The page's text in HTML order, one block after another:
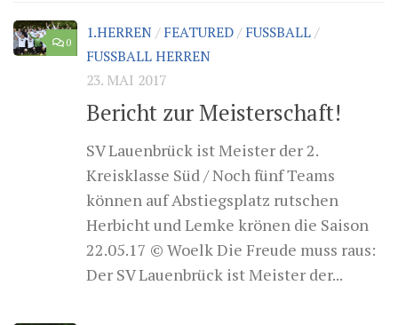
0
1.HERREN/FEATURED/FUSSBALL/
FUSSBALL HERREN
23. MAI 2017
Bericht zur Meisterschaft!
SV Lauenbrück ist Meister der 2.
Kreisklasse Süd / Noch fünf Teams
können auf Abstiegsplatz rutschen
Herbicht und Lemke krönen die Saison
22.05.17 © Woelk Die Freude muss raus:
Der SV Lauenbrück ist Meister der...